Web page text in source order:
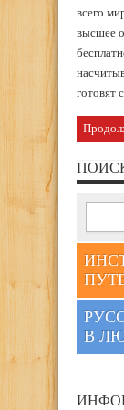
всего
высшее
готовят
В